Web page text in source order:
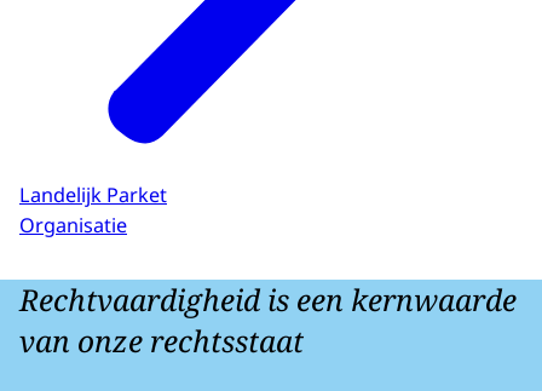
Landelijk Parket
Organisatie
Rechtvaardigheid is een kernwaarde
van onze rechtsstaat